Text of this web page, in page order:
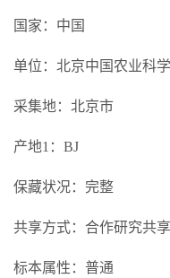
国家：中国
单位：北京中国农业科
采集地：北京市
产地1：BJ
保藏状况：完整
共享方式：合作研究共享
标本属性：普通